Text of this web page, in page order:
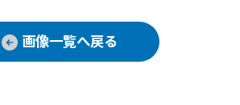
画像一覧へ戻る